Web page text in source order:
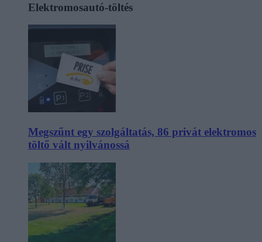
Elektromosautó-töltés
Megszűnt egy szolgáltatás, 86 privát elektromos
töltő vált nyilvánossá